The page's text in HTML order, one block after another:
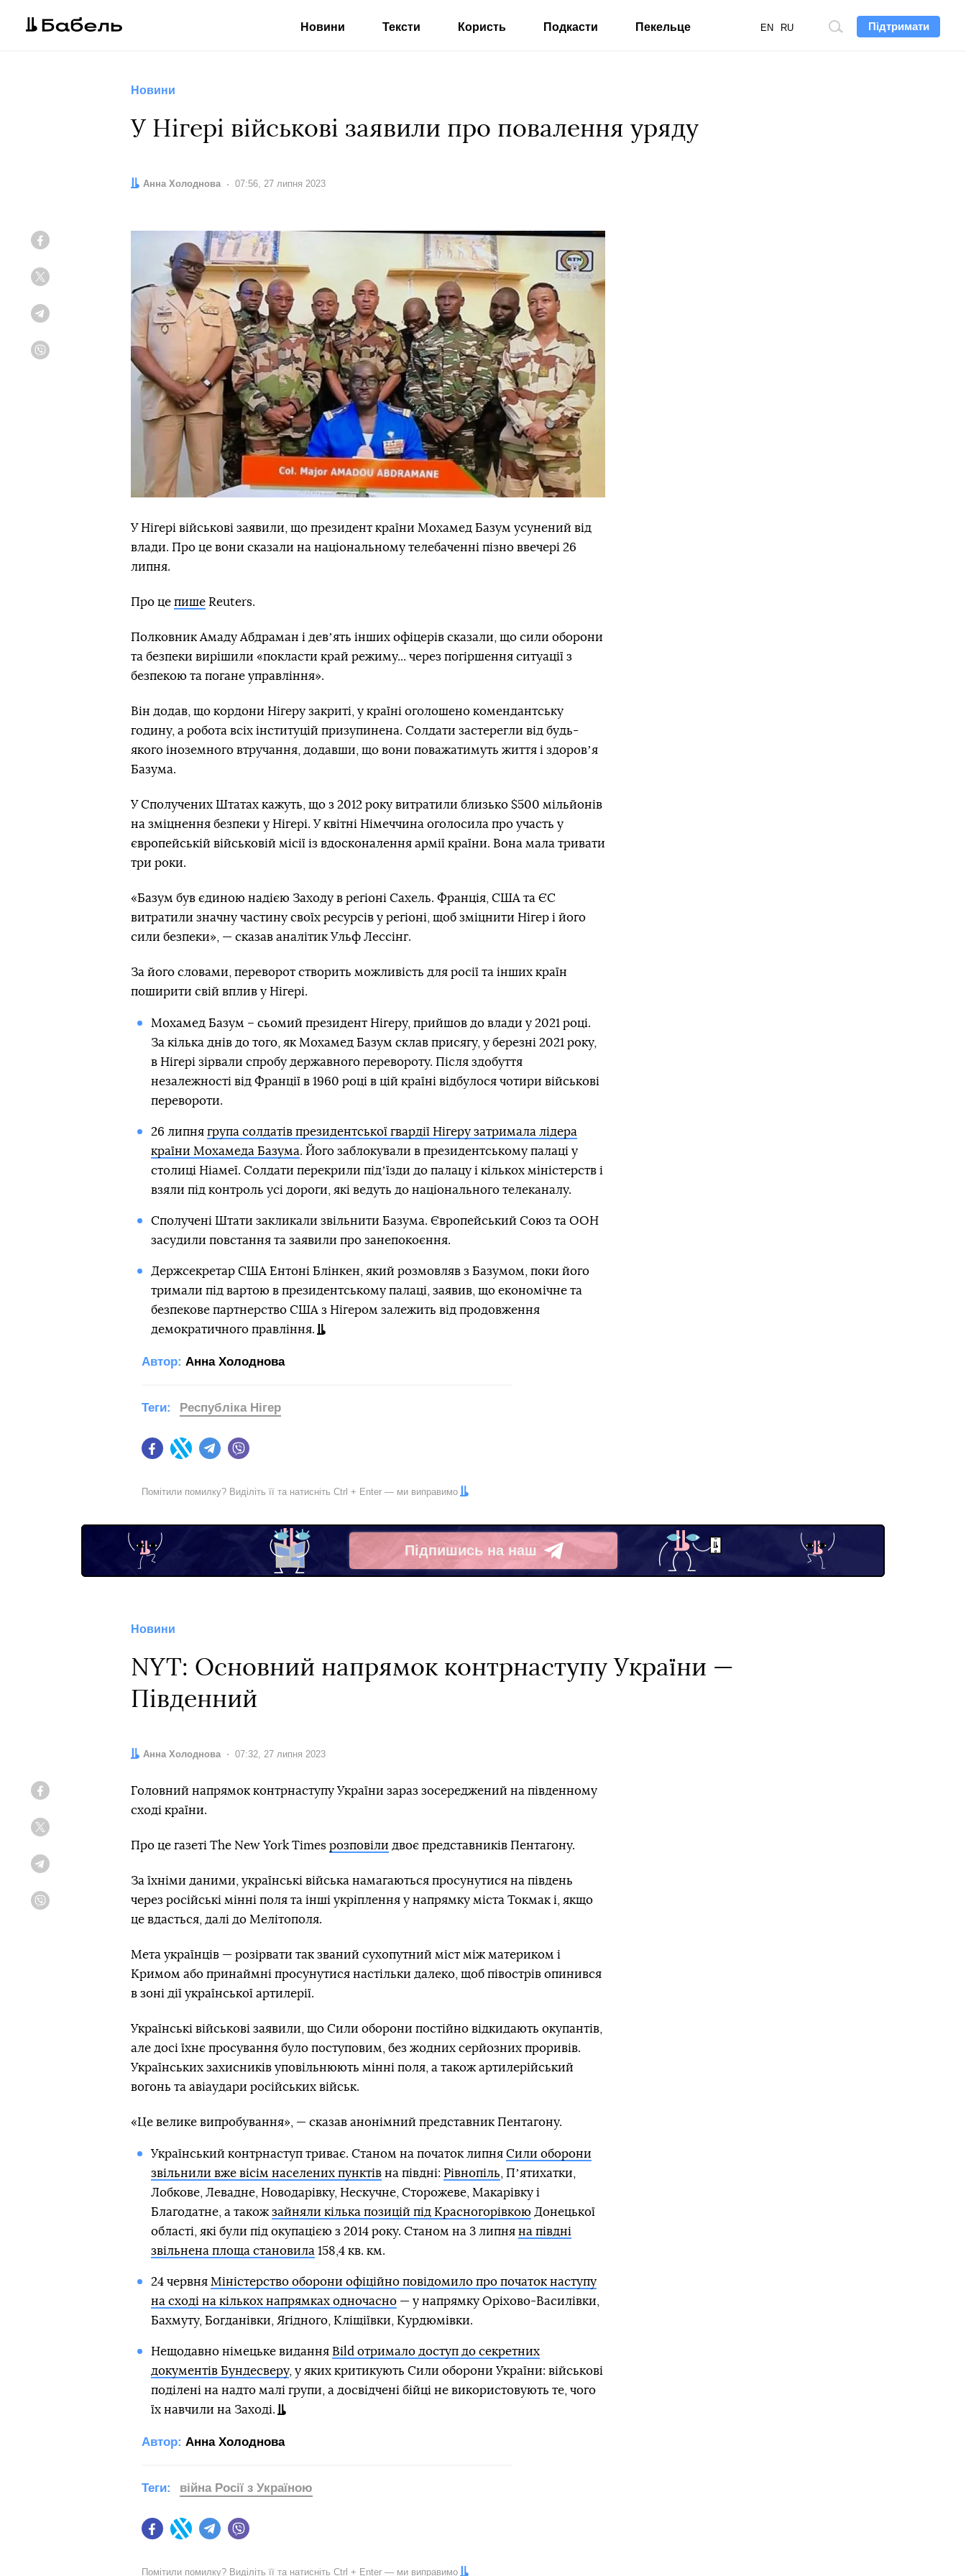
Підтримати
Пошук
EN RU
Новини Тексти Користь Подкасти Пекельце
Новини
У Нігері військові заявили про повалення уряду
Автор:
Анна Холоднова Дата:
07:56, 27 липня 2023
У Нігері військові заявили, що президент країни Мохамед Базум усунений від
влади. Про це вони сказали на національному телебаченні пізно ввечері 26
липня.
Про це пише Reuters.
Полковник Амаду Абдраман і девʼять інших офіцерів сказали, що сили оборони
та безпеки вирішили «покласти край режиму... через погіршення ситуації з
безпекою та погане управління».
Він додав, що кордони Нігеру закриті, у країні оголошено комендантську
годину, а робота всіх інституцій призупинена. Солдати застерегли від будь-
якого іноземного втручання, додавши, що вони поважатимуть життя і здоровʼя
Базума.
У Сполучених Штатах кажуть, що з 2012 року витратили близько $500 мільйонів
на зміцнення безпеки у Нігері. У квітні Німеччина оголосила про участь у
європейській військовій місії із вдосконалення армії країни. Вона мала тривати
три роки.
«Базум був єдиною надією Заходу в регіоні Сахель. Франція, США та ЄС
витратили значну частину своїх ресурсів у регіоні, щоб зміцнити Нігер і його
сили безпеки», — сказав аналітик Ульф Лессінг.
За його словами, переворот створить можливість для росії та інших країн
поширити свій вплив у Нігері.
Мохамед Базум – сьомий президент Нігеру, прийшов до влади у 2021 році.
За кілька днів до того, як Мохамед Базум склав присягу, у березні 2021 року,
в Нігері зірвали спробу державного перевороту. Після здобуття
незалежності від Франції в 1960 році в цій країні відбулося чотири військові
перевороти.
26 липня група солдатів президентської гвардії Нігеру затримала лідера
країни Мохамеда Базума. Його заблокували в президентському палаці у
столиці Ніамеї. Солдати перекрили підʼїзди до палацу і кількох міністерств і
взяли під контроль усі дороги, які ведуть до національного телеканалу.
Сполучені Штати закликали звільнити Базума. Європейський Союз та ООН
засудили повстання та заявили про занепокоєння.
Держсекретар США Ентоні Блінкен, який розмовляв з Базумом, поки його
тримали під вартою в президентському палаці, заявив, що економічне та
безпекове партнерство США з Нігером залежить від продовження
демократичного правління.
Автор: Анна Холоднова
FacebookTwitter Telegram
Теги: Республіка Нігер
Помітили помилку? Виділіть її та натисніть Ctrl + Enter — ми виправимо
Підпишись на наш
Telegram
Новини
NYT: Основний напрямок контрнаступу України —
Південний
Автор:
Анна Холоднова Дата:
07:32, 27 липня 2023
Головний напрямок контрнаступу України зараз зосереджений на південному
сході країни.
Про це газеті The New York Times розповіли двоє представників Пентагону.
За їхніми даними, українські війська намагаються просунутися на південь
через російські мінні поля та інші укріплення у напрямку міста Токмак і, якщо
це вдасться, далі до Мелітополя.
Мета українців — розірвати так званий сухопутний міст між материком і
Кримом або принаймні просунутися настільки далеко, щоб півострів опинився
в зоні дії української артилерії.
Українські військові заявили, що Сили оборони постійно відкидають окупантів,
але досі їхнє просування було поступовим, без жодних серйозних проривів.
Українських захисників уповільнюють мінні поля, а також артилерійський
вогонь та авіаудари російських військ.
«Це велике випробування», — сказав анонімний представник Пентагону.
Український контрнаступ триває. Станом на початок липня Сили оборони
звільнили вже вісім населених пунктівна півдні: Рівнопіль , Пʼятихатки,
Лобкове, Левадне, Новодарівку, Нескучне, Сторожеве, Макарівку і
Благодатне, а також зайняли кілька позицій під КрасногорівкоюДонецької
області, які були під окупацією з 2014 року. Станом на 3 липня на півдні
звільнена площа становила 158,4 кв. км.
24 червня Міністерство оборони офіційно повідомило про початок наступу
на сході на кількох напрямках одночасно— у напрямку Оріхово-Василівки,
Бахмуту, Богданівки, Ягідного, Кліщіївки, Курдюмівки.
Нещодавно німецьке видання Bild отримало доступ до секретних
документів Бундесверу, у яких критикують Сили оборони України: військові
поділені на надто малі групи, а досвідчені бійці не використовують те, чого
їх навчили на Заході.
Автор: Анна Холоднова
FacebookTwitter Telegram
Теги: війна Росії з Україною
Помітили помилку? Виділіть її та натисніть Ctrl + Enter — ми виправимо